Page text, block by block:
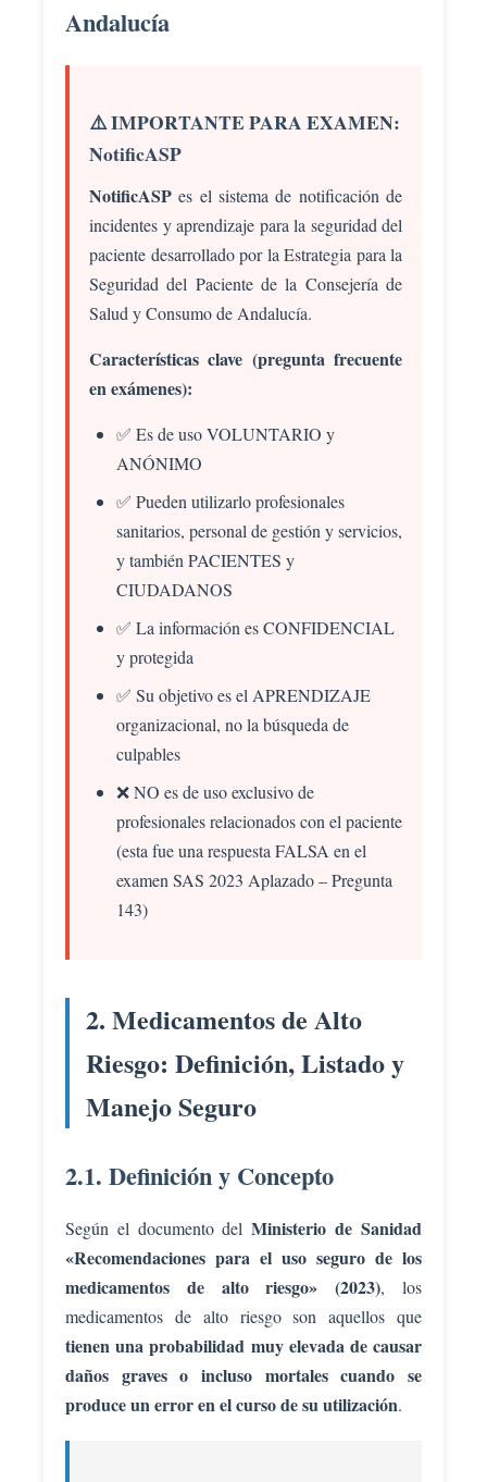
Andalucía
⚠️ IMPORTANTE PARA EXAMEN:
NotificASP
NotificASP es el sistema de notificación de
incidentes y aprendizaje para la seguridad del
paciente desarrollado por la Estrategia para la
Seguridad del Paciente de la Consejería de
Salud y Consumo de Andalucía.
Características clave (pregunta frecuente
en exámenes):
✅ Es de uso VOLUNTARIO y
ANÓNIMO
✅ Pueden utilizarlo profesionales
sanitarios, personal de gestión y servicios,
y también PACIENTES y
CIUDADANOS
✅ La información es CONFIDENCIAL
y protegida
✅ Su objetivo es el APRENDIZAJE
organizacional, no la búsqueda de
culpables
❌ NO es de uso exclusivo de
profesionales relacionados con el paciente
(esta fue una respuesta FALSA en el
examen SAS 2023 Aplazado – Pregunta
143)
2. Medicamentos de Alto
Riesgo: Definición, Listado y
Manejo Seguro
2.1. Definición y Concepto
Según el documento delMinisterio de Sanidad
«Recomendaciones para el uso seguro de los
medicamentos de alto riesgo» (2023), los
medicamentos de alto riesgo son aquellos que
tienen una probabilidad muy elevada de causar
daños graves o incluso mortales cuando se
produce un error en el curso de su utilización.